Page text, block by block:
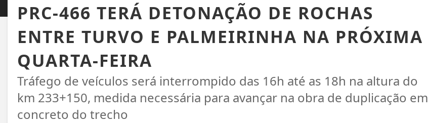
PRC-466 TERÁ DETONAÇÃO DE ROCHAS
ENTRE TURVO E PALMEIRINHA NA PRÓXIMA
QUARTA-FEIRA
Tráfego de veículos será interrompido das 16h até as 18h na altura do
km 233+150, medida necessária para avançar na obra de duplicação em
concreto do trecho